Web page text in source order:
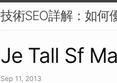
技術SEO詳解：如何
Je Tall Sf
Sep 11, 2013